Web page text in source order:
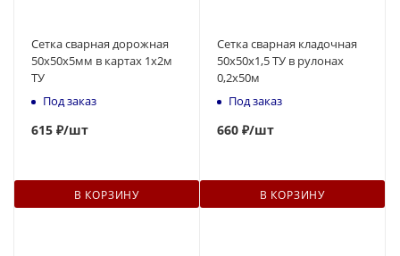
Сетка сварная дорожная
50х50х5мм в картах 1х2м
ТУ
Под заказ
615 ₽/шт
В КОРЗИНУ
Сетка сварная кладочная
50х50х1,5 ТУ в рулонах
0,2х50м
Под заказ
660 ₽/шт
В КОРЗИНУ